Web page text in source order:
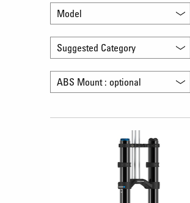
Model
Suggested Category
ABS Mount : optional